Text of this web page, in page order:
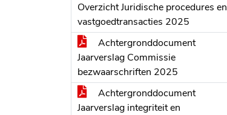
Overzicht Juridische procedures en
vastgoedtransacties 2025
Achtergronddocument
Jaarverslag Commissie
bezwaarschriften 2025
Achtergronddocument
Jaarverslag integriteit en